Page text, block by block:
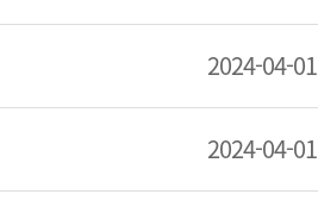
2024-04-01
2024-04-01